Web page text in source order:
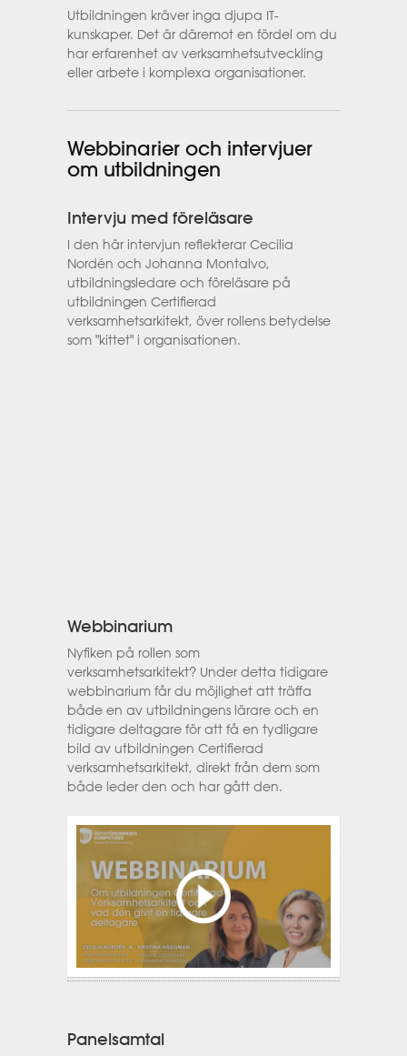
Utbildningen kräver inga djupa IT-
kunskaper. Det är däremot en fördel om du
har erfarenhet av verksamhetsutveckling
eller arbete i komplexa organisationer.
Webbinarier och intervjuer
om utbildningen
Intervju med föreläsare
I den här intervjun reflekterar Cecilia
Nordén och Johanna Montalvo,
utbildningsledare och föreläsare på
utbildningen Certifierad
verksamhetsarkitekt, över rollens betydelse
som "kittet" i organisationen.
Webbinarium
Nyfiken på rollen som
verksamhetsarkitekt? Under detta tidigare
webbinarium får du möjlighet att träffa
både en av utbildningens lärare och en
tidigare deltagare för att få en tydligare
bild av utbildningen Certifierad
verksamhetsarkitekt, direkt från dem som
både leder den och har gått den.
Panelsamtal